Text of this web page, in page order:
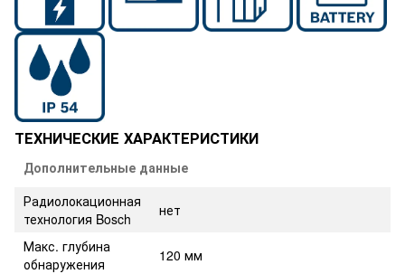
ТЕХНИЧЕСКИЕ ХАРАКТЕРИСТИКИ
Дополнительные данные
Радиолокационная
технология Bosch
нет
Макс. глубина
обнаружения
120 мм